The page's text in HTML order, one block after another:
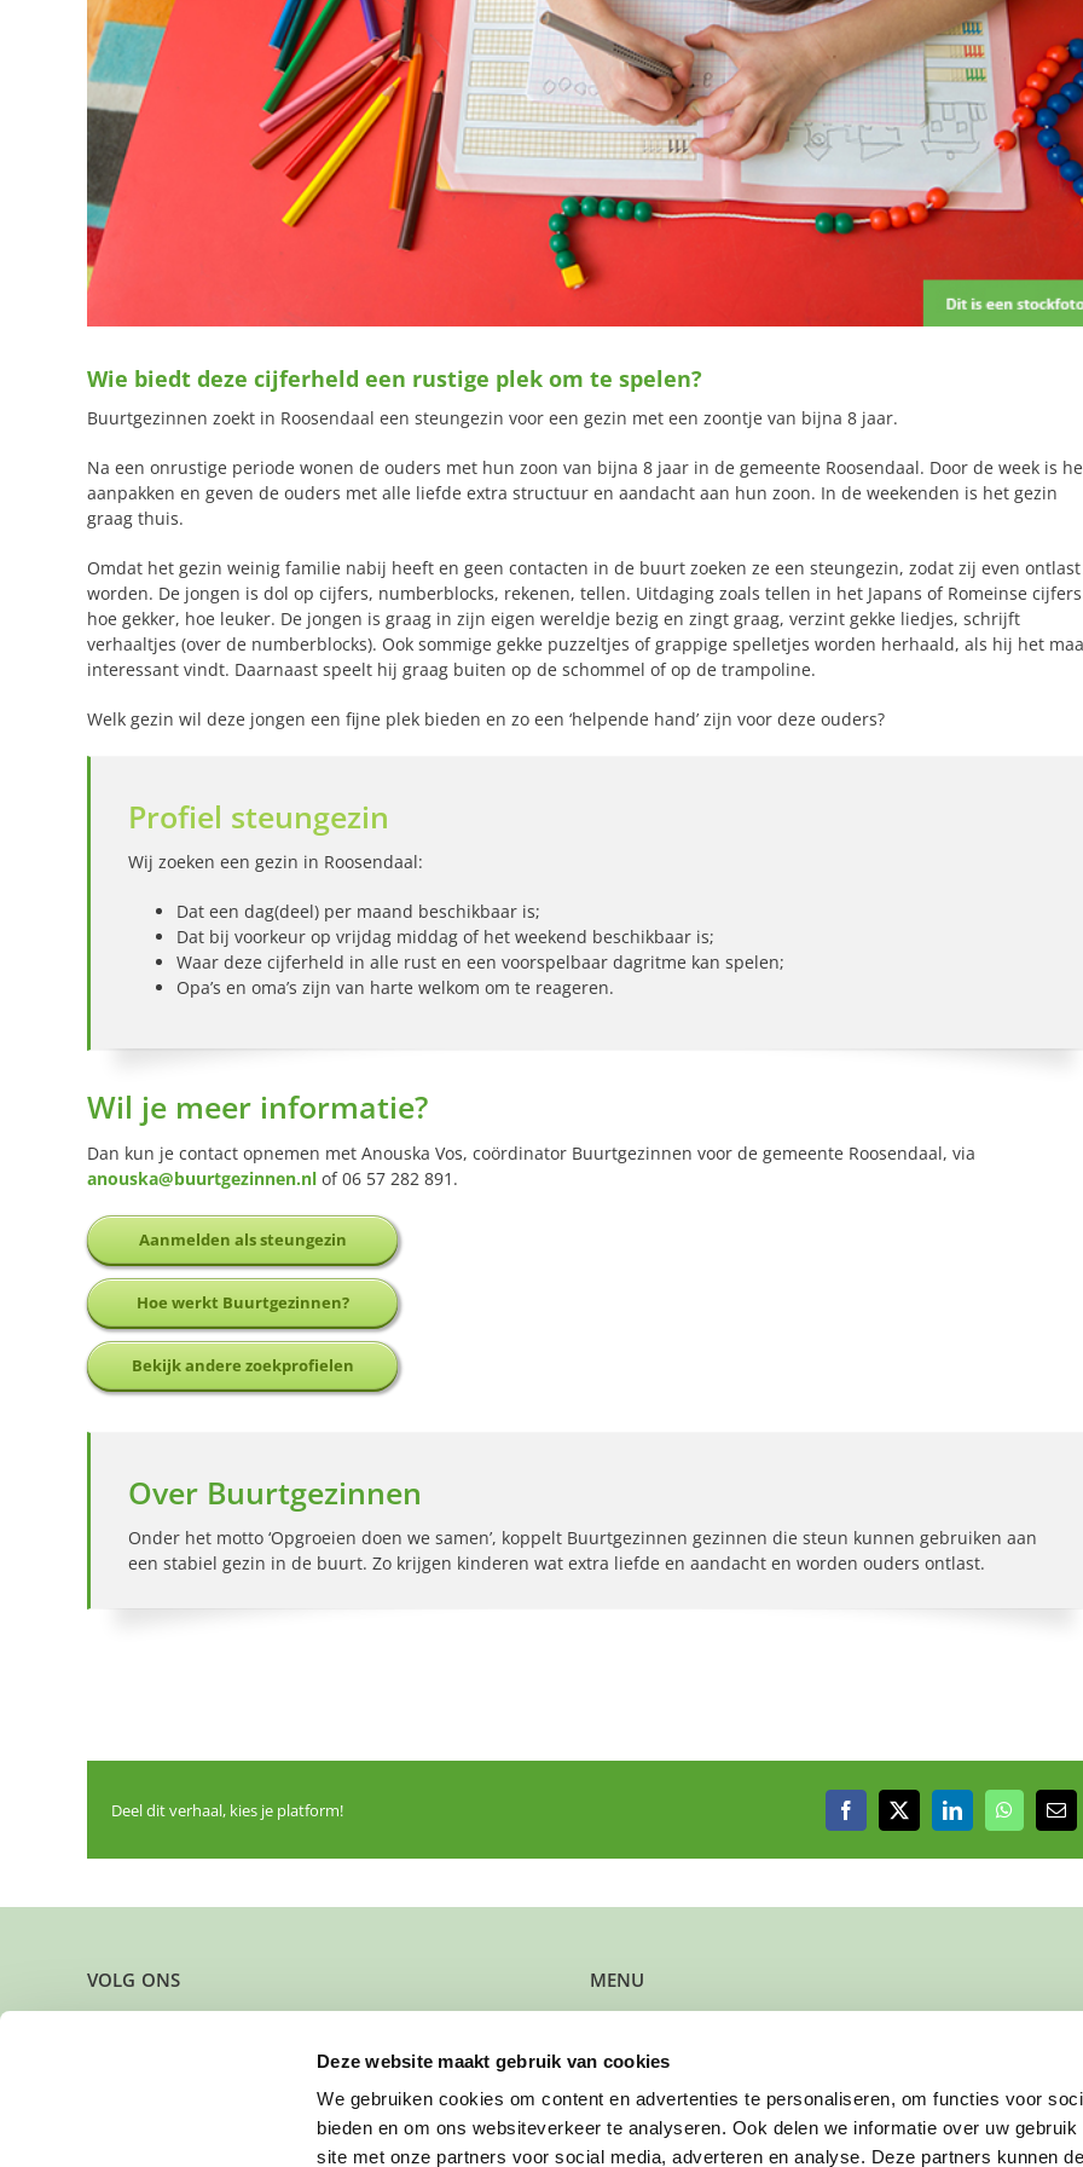
Deze website maakt gebruik van cookies
We gebruiken cookies om content en advertenties te personaliseren, om functies voor
bieden en om ons websiteverkeer te analyseren. Ook delen we informatie over uw gebruik
site met onze partners voor social media, adverteren en analyse. Deze partners kunnen
Wie biedt deze cijferheld een rustige plek om te spelen?
Buurtgezinnen zoekt in Roosendaal een steungezin voor een gezin met een zoontje van bijna 8 jaar.
Na een onrustige periode wonen de ouders met hun zoon van bijna 8 jaar in de gemeente Roosendaal. Door de week is
aanpakken en geven de ouders met alle liefde extra structuur en aandacht aan hun zoon. In de weekenden is het gezin
graag thuis.
Omdat het gezin weinig familie nabij heeft en geen contacten in de buurt zoeken ze een steungezin, zodat zij even ontlast
worden. De jongen is dol op cijfers, numberblocks, rekenen, tellen. Uitdaging zoals tellen in het Japans of Romeinse
hoe gekker, hoe leuker. De jongen is graag in zijn eigen wereldje bezig en zingt graag, verzint gekke liedjes, schrijft
verhaaltjes (over de numberblocks). Ook sommige gekke puzzeltjes of grappige spelletjes worden herhaald, als hij het
interessant vindt. Daarnaast speelt hij graag buiten op de schommel of op de trampoline.
Welk gezin wil deze jongen een fijne plek bieden en zo een ‘helpende hand’ zijn voor deze ouders?
Profiel steungezin
Wij zoeken een gezin in Roosendaal:
Dat een dag(deel) per maand beschikbaar is;
Dat bij voorkeur op vrijdag middag of het weekend beschikbaar is;
Waar deze cijferheld in alle rust en een voorspelbaar dagritme kan spelen;
Opa’s en oma’s zijn van harte welkom om te reageren.
Wil je meer informatie?
Dan kun je contact opnemen met Anouska Vos, coördinator Buurtgezinnen voor de gemeente Roosendaal, via
anouska@buurtgezinnen.nl of 06 57 282 891.
Aanmelden als steungezin
Hoe werkt Buurtgezinnen?
Bekijk andere zoekprofielen
Over Buurtgezinnen
Onder het motto ‘Opgroeien doen we samen’, koppelt Buurtgezinnen gezinnen die steun kunnen gebruiken aan
een stabiel gezin in de buurt. Zo krijgen kinderen wat extra liefde en aandacht en worden ouders ontlast.
Deel dit verhaal, kies je platform! Facebook
X LinkedIn
E-
VOLG ONS MENU
Kun je steun gebruiken?
Wil je een gezin verwijzen?
Werk je bij de gemeente?
Wil je solliciteren?
Wil je doneren?